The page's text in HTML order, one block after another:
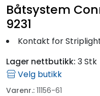
Båtsystem
9231
Kontakt for
Lager nettbutikk: 3 Stk
Velg butikk
Varenr.: 11156-61
Outlet
Kampanje